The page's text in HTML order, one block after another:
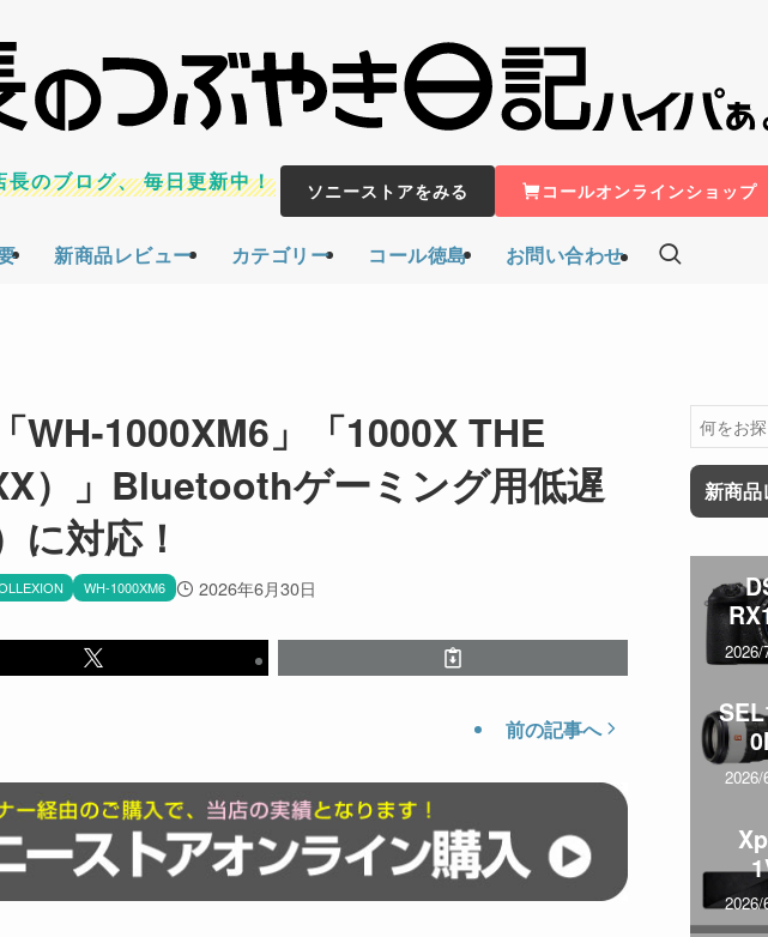
新商品レビュー カテゴリー コール徳島 お問い合わせ
長のブログ、毎日更新中！ ソニーストアをみる コールオンラインショップ
WH-1000XM6」「1000X THE
）」Bluetoothゲーミング用低遅
対応！
WH-1000XM6 2026年6月30日
前の記事へ
検
索
新商
2026/
2026/
2026/